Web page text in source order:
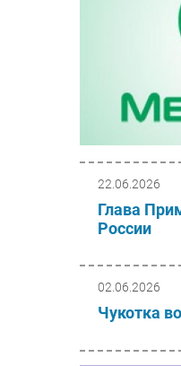
22.06.2026
Глава
России
02.06.2026
Чукотка